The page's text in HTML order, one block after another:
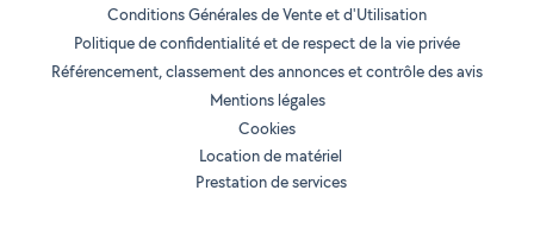
Conditions Générales de Vente et d'Utilisation
Politique de confidentialité et de respect de la vie privée
Référencement, classement des annonces et contrôle des avis
Mentions légales
Cookies
Location de matériel
Prestation de services